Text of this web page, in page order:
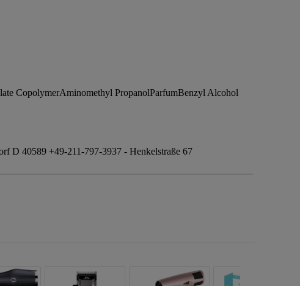
CopolymerAminomethyl PropanolParfumBenzyl Alcohol
D 40589 +49-211-797-3937 - Henkelstraße 67